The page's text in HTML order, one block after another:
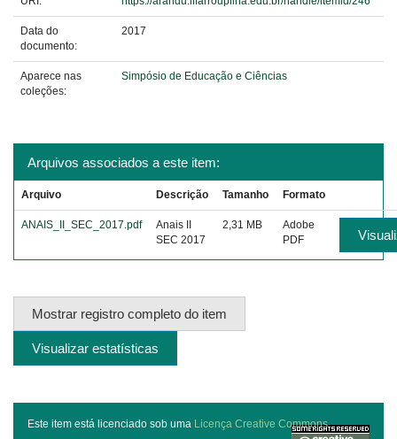
Data do
documento:
2017
Aparece nas
coleções:
Simpósio de Educação e Ciências
Arquivos associados a este item:
Arquivo Descrição Tamanho Formato
ANAIS_II_SEC_2017.pdf
Anais II
SEC 2017
2,31 MB
Adobe
PDF
Mostrar registro completo do item
Visualizar estatísticas
Este item está licenciado sob uma Licença Creative Commons